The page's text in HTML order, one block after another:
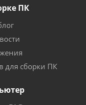
ПК
для сборки ПК